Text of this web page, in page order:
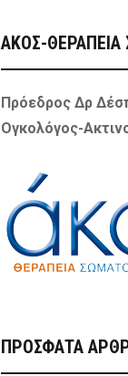
ΑΚΟΣ-
Πρόεδρος Δρ
Ογκολόγος-
ΠΡΌΣΦΑΤΑ